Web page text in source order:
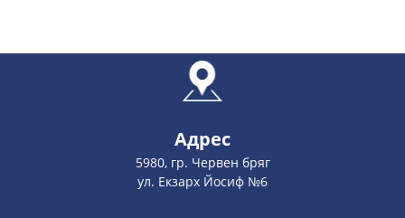
Адрес
5980, гр. Червен бряг
ул. Екзарх Йосиф №6